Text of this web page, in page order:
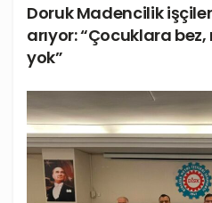
Doruk Madencilik
arıyor: “Çocuklara
yok”